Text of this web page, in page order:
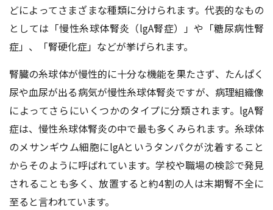
どによってさまざまな種類に分けられます。代表的なもの
としては「慢性糸球体腎炎（lgA腎症）」や「糖尿病性腎
症」、「腎硬化症」などが挙げられます。
腎臓の糸球体が慢性的に十分な機能を果たさず、たんぱく
尿や血尿が出る病気が慢性糸球体腎炎ですが、病理組織像
によってさらにいくつかのタイプに分類されます。lgA腎
症は、慢性糸球体腎炎の中で最も多くみられます。糸球体
のメサンギウム細胞にlgAというタンパクが沈着すること
からそのように呼ばれています。学校や職場の検診で発見
されることも多く、放置すると約4割の人は末期腎不全に
至ると言われています。